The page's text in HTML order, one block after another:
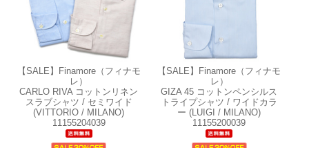
【SALE】
Finamore（フィナモ
レ）
CARLO RIVA コットンリネン
スラブシャツ / セミワイド
(VITTORIO / MILANO)
11155204039
【SALE】
Finamore（フィナモ
レ）
GIZA 45 コットンペンシルス
トライプシャツ / ワイドカラ
ー (LUIGI / MILANO)
11155200039